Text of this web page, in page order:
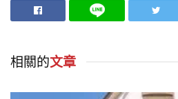
相關的文章